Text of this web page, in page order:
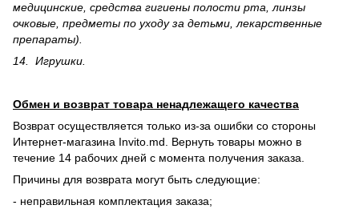
медицинские, средства гигиены полости рта, линзы
очковые, предметы по уходу за детьми, лекарственные
препараты).
14. Игрушки.
Обмен и возврат товара ненадлежащего качества
Возврат осуществляется только из-за ошибки со стороны
Интернет-магазина Invito.md. Вернуть товары можно в
течение 14 рабочих дней с момента получения заказа.
Причины для возврата могут быть следующие:
- неправильная комплектация заказа;